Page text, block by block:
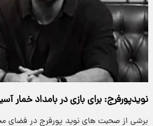
نویدپورفرج: برای بازی در بامداد
برشی از صحبت های نوید پورفرج در فضای